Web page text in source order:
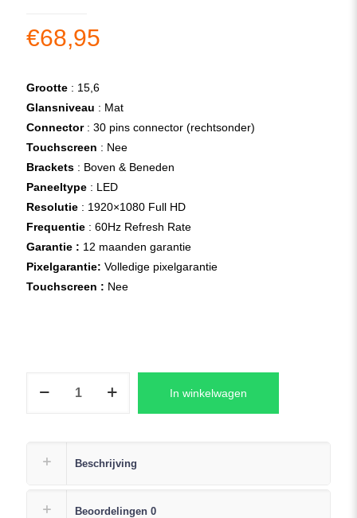
€68,95
Grootte : 15,6
Glansniveau : Mat
Connector: 30 pins connector (rechtsonder)
Touchscreen : Nee
Brackets : Boven & Beneden
Paneeltype : LED
Resolutie : 1920×1080 Full HD
Frequentie : 60Hz Refresh Rate
Garantie : 12 maanden garantie
Pixelgarantie: Volledige pixelgarantie
Touchscreen : Nee
In winkelwagen
Beschrijving
Beoordelingen 0